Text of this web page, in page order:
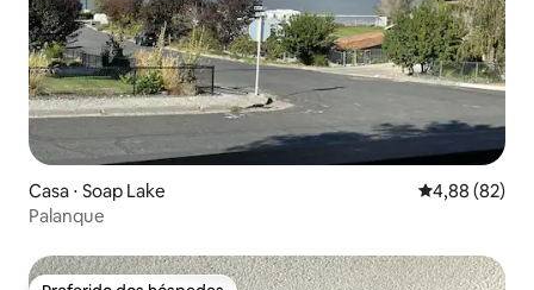
Casa ⋅ Soap Lake 4,88 de uma
4,88 (82)
Palanque